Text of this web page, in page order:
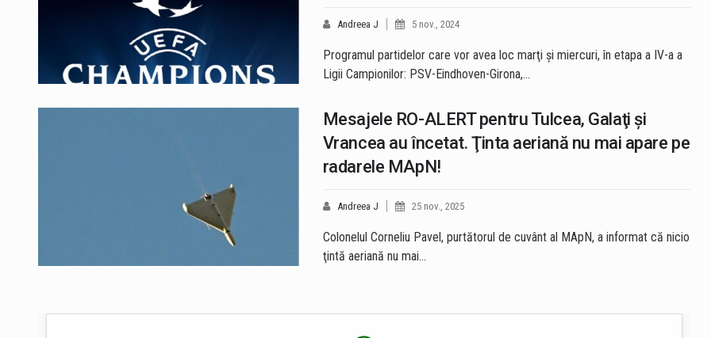
Andreea J 5 nov., 2024
Programul partidelor care vor avea loc marţi şi miercuri, în etapa a IV-a a
Ligii Campionilor: PSV-Eindhoven-Girona,…
Mesajele RO-ALERT pentru Tulcea, Galaţi şi
Vrancea au încetat. Ţinta aeriană nu mai apare pe
radarele MApN!
Andreea J 25 nov., 2025
Colonelul Corneliu Pavel, purtătorul de cuvânt al MApN, a informat că nicio
ţintă aeriană nu mai…